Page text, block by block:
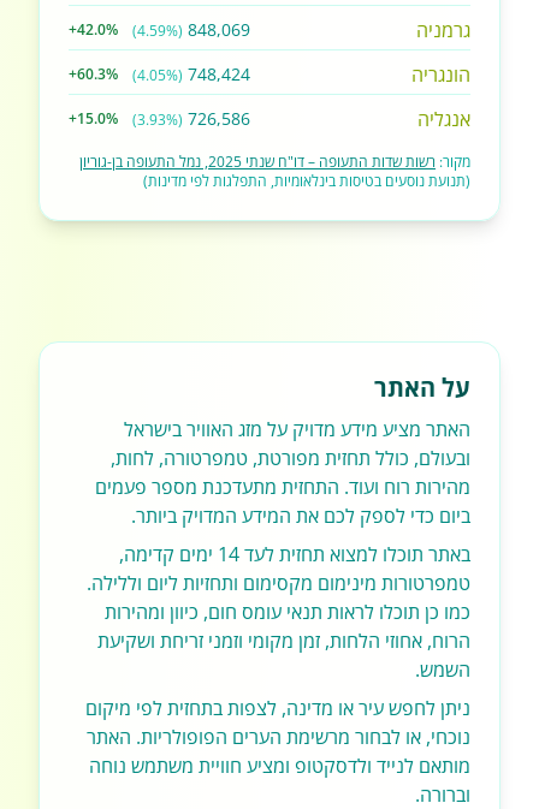
גרמניה 848,069
(4.59%)
+42.0%
הונגריה 748,424
(4.05%)
+60.3%
אנגליה 726,586
(3.93%)
+15.0%
מקור: רשות שדות התעופה – דו"ח שנתי 2025, נמל התעופה בן-גוריון
(תנועת נוסעים בטיסות בינלאומיות, התפלגות לפי מדינות)
על האתר
האתר מציע מידע מדויק על מזג האוויר בישראל
ובעולם, כולל תחזית מפורטת, טמפרטורה, לחות,
מהירות רוח ועוד. התחזית מתעדכנת מספר פעמים
ביום כדי לספק לכם את המידע המדויק ביותר.
באתר תוכלו למצוא תחזית לעד 14 ימים קדימה,
טמפרטורות מינימום מקסימום ותחזיות ליום וללילה.
כמו כן תוכלו לראות תנאי עומס חום, כיוון ומהירות
הרוח, אחוזי הלחות, זמן מקומי וזמני זריחת ושקיעת
השמש.
ניתן לחפש עיר או מדינה, לצפות בתחזית לפי מיקום
נוכחי, או לבחור מרשימת הערים הפופולריות. האתר
מותאם לנייד ולדסקטופ ומציע חוויית משתמש נוחה
וברורה.